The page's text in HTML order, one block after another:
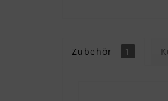
Zubehör 1